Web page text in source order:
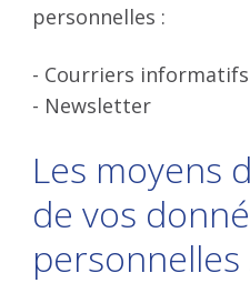
personnelles :
- Courriers informatifs
- Newsletter
Les moyens
de vos
personnelles